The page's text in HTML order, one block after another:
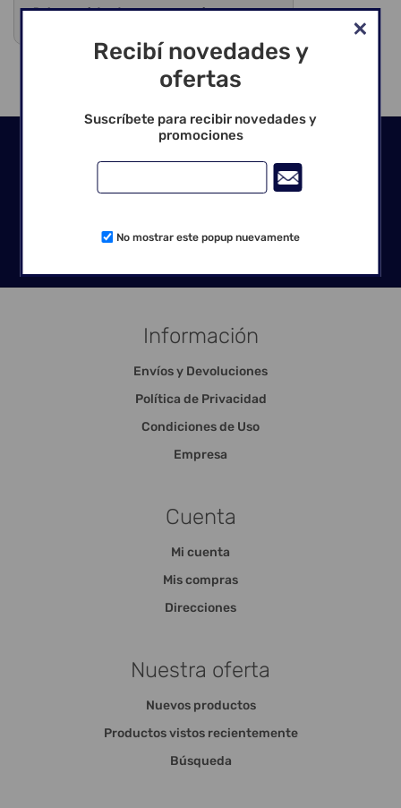
Debes registrarte para ver precios y comprar
Seguinos en las redes
Información
Envíos y Devoluciones
Política de Privacidad
Condiciones de Uso
Empresa
Cuenta
Mi cuenta
Mis compras
Direcciones
Nuestra oferta
Nuevos productos
Productos vistos recientemente
Búsqueda
Recibí novedades y
ofertas
Suscríbete para recibir novedades y
promociones
No mostrar este popup nuevamente